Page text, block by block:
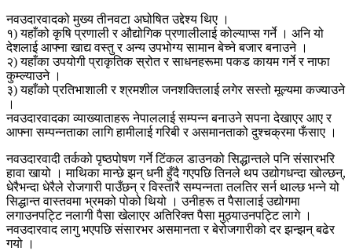
नवउदारवादको मुख्य तीनवटा अघोषित उद्देश्य थिए ।
१) यहाँको कृषि प्रणाली र औद्योगिक प्रणालीलाई कोल्याप्स गर्ने । अनि यो
देशलाई आफ्ना खाद्य वस्तु र अन्य उपभोग्य सामान बेच्ने बजार बनाउने ।
२) यहाँका उपयोगी प्राकृतिक स्रोत र साधनहरूमा पकड कायम गर्ने र नाफा
कुम्ल्याउने ।
३) यहाँको प्रतिभाशाली र श्रमशील जनशक्तिलाई लगेर सस्तो मूल्यमा कज्याउने
।
नवउदारवादका व्याख्याताहरू नेपाललाई सम्पन्न बनाउने सपना देखाएर आए र
आफ्ना सम्पन्नताका लागि हामीलाई गरिबी र असमानताको दुश्चक्रमा फँसाए ।
नवउदारवादी तर्कको पृष्ठपोषण गर्ने टिंकल डाउनको सिद्धान्तले पनि संसारभरि
हावा खायो । माथिका मान्छे झन् धनी हुँदै गएपछि तिनले थप उद्योगधन्दा खोल्छन्,
धेरैभन्दा धेरैले रोजगारी पाउँछन् र विस्तारै सम्पन्नता तलतिर सर्न थाल्छ भन्ने यो
सिद्धान्त वास्तवमा भ्रमको पोको थियो । उनीहरू त पैसालाई उद्योगमा
लगाउनपट्टि नलागी पैसा खेलाएर अतिरिक्त पैसा मुठ्याउनपट्टि लागे ।
नवउदारवाद लागु भएपछि संसारभर असमानता र बेरोजगारीको दर झन्झन् बढेर
गयो ।